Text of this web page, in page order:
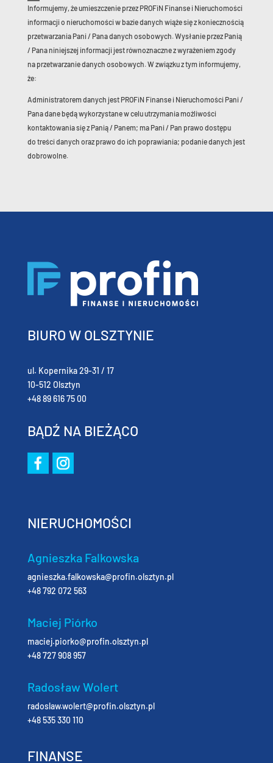
Informujemy, że umieszczenie przez PROFiN Finanse i Nieruchomości
informacji o nieruchomości w bazie danych wiąże się z koniecznością
przetwarzania Pani / Pana danych osobowych. Wysłanie przez Panią
/ Pana niniejszej informacji jest równoznaczne z wyrażeniem zgody
na przetwarzanie danych osobowych. W związku z tym informujemy,
że:
Administratorem danych jest PROFiN Finanse i Nieruchomości Pani /
Pana dane będą wykorzystane w celu utrzymania możliwości
kontaktowania się z Panią / Panem; ma Pani / Pan prawo dostępu
do treści danych oraz prawo do ich poprawiania; podanie danych jest
dobrowolne.
BIURO W OLSZTYNIE
ul. Kopernika 29-31 / 17
10-512 Olsztyn
+48 89 616 75 00
BĄDŹ NA BIEŻĄCO
NIERUCHOMOŚCI
Agnieszka Falkowska
agnieszka.falkowska@profin.olsztyn.pl
+48 792 072 563
Maciej Piórko
maciej.piorko@profin.olsztyn.pl
+48 727 908 957
Radosław Wolert
radoslaw.wolert@profin.olsztyn.pl
+48 535 330 110
FINANSE